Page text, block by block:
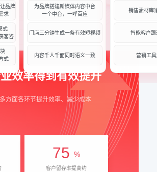
品牌
求
式
客咨
式
为品牌搭建新媒体内容中台
一个中台，一呼百应
门店三分钟生成一条有效短视频
内容千人千面同时语义一致
销售素材库
智能客户跟
营销工
效率得到有效提升
多方面各环节提升效率、减少成本
75 %
客户留存率提高约